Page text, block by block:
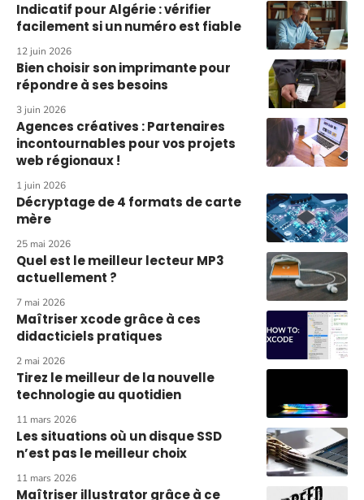
Indicatif pour Algérie : vérifier
facilement si un numéro est fiable
12 juin 2026
Bien choisir son imprimante pour
répondre à ses besoins
3 juin 2026
Agences créatives : Partenaires
incontournables pour vos projets
web régionaux !
1 juin 2026
Décryptage de 4 formats de carte
mère
25 mai 2026
Quel est le meilleur lecteur MP3
actuellement ?
7 mai 2026
Maîtriser xcode grâce à ces
didacticiels pratiques
2 mai 2026
Tirez le meilleur de la nouvelle
technologie au quotidien
11 mars 2026
Les situations où un disque SSD
n’est pas le meilleur choix
11 mars 2026
Maîtriser illustrator grâce à ce